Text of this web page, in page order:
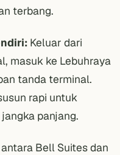
terbang.
Keluar dari
masuk ke Lebuhraya
tanda terminal.
rapi untuk
panjang.
Bell Suites dan